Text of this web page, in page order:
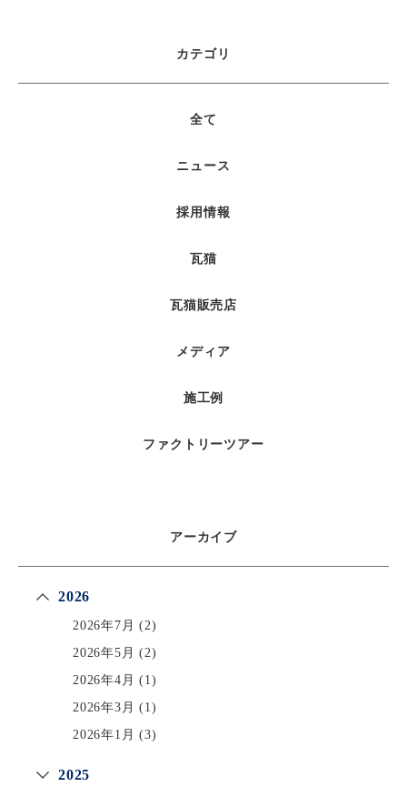
カテゴリ
全て
ニュース
採用情報
瓦猫
瓦猫販売店
メディア
施工例
ファクトリーツアー
アーカイブ
2026
2026年7月 (2)
2026年5月 (2)
2026年4月 (1)
2026年3月 (1)
2026年1月 (3)
2025